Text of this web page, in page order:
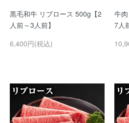
黒毛和牛 リブロース 500g【2
人前～3人前】
6,400円(税込)
牛
7人